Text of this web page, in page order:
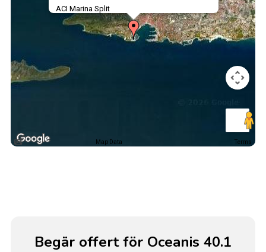
ACI Marina Split
Map Data Terms
Begär offert för Oceanis 40.1